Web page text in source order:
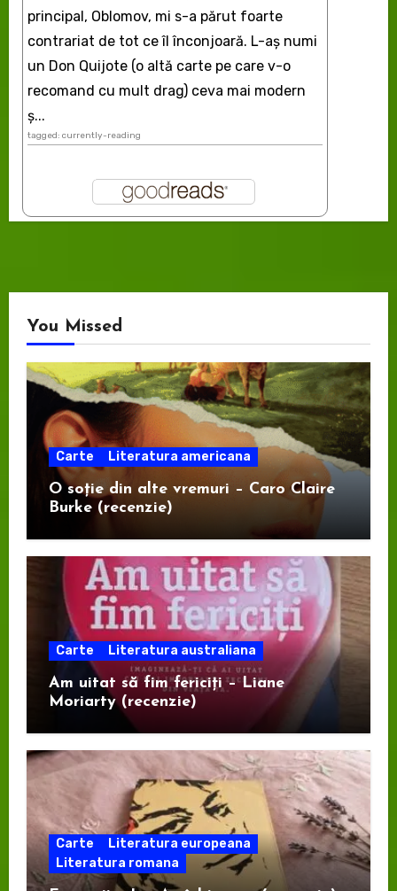
principal, Oblomov, mi s-a părut foarte
contrariat de tot ce îl înconjoară. L-aş numi
un Don Quijote (o altă carte pe care v-o
recomand cu mult drag) ceva mai modern
ș...
tagged: currently-reading
You Missed
Carte Literatura americana
O soție din alte vremuri – Caro Claire
Burke (recenzie)
Carte Literatura australiana
Am uitat să fim fericiți – Liane
Moriarty (recenzie)
Carte
Literatura europeana
Literatura romana